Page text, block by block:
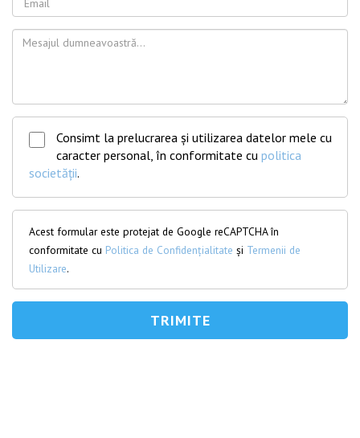
Consimt la prelucrarea și utilizarea datelor mele cu
caracter personal, în conformitate cu politica
societății.
Acest formular este protejat de Google reCAPTCHA în
conformitate cu Politica de Confidențialitate și Termenii de
Utilizare.